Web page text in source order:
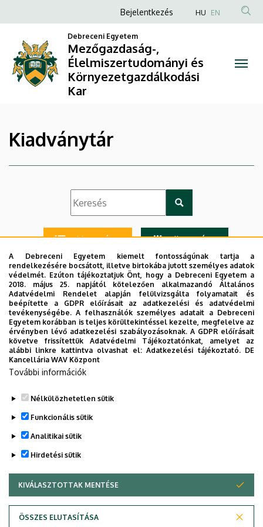
Mezőgazdaság-,
Élelmiszertudományi
és
Kar
a
Anonim
fiók
menüje
Bejelentkezés HU EN
Debreceni Egyetem
Mezőgazdaság-,
Élelmiszertudományi és
Környezetgazdálkodási
Kar
Kiadványtár
Lista nézet Ikon nézet
Kiadványtár
Adatvédelem
A Debreceni Egyetem kiemelt fontosságúnak tartja a
rendelkezésére bocsátott, illetve birtokába jutott személyes adatok
védelmét. Ezúton tájékoztatjuk Önt, hogy a Debreceni Egyetem a
2018. május 25. napjától kötelezően alkalmazandó Általános
Adatvédelmi Rendelet alapján felülvizsgálta folyamatait és
beépítette a GDPR előírásait az adatkezelési és adatvédelmi
tevékenységébe. A felhasználók személyes adatait a Debreceni
Egyetem korábban is teljes körültekintéssel kezelte, megfelelve az
érvényben lévő adatkezelési szabályozásoknak. A GDPR előírásait
követve frissítettük Adatvédelmi Tájékoztatónkat, amelyet az
alábbi linkre kattintva olvashat el:Adatkezelési tájékoztató. DE
Kancellária WAV Központ
További információk
Nélkülözhetetlen sütik
Funkcionális sütik
Analitikai sütik
Hirdetési sütik
KIVÁLASZTOTTAK MENTÉSE
ÖSSZES ELUTASÍTÁSA
WITHDRAW CONSENT